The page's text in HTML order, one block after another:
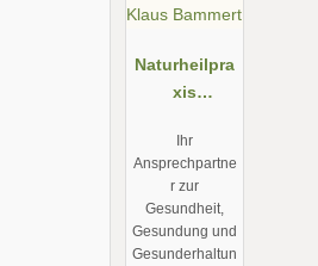
Naturheilpra
xis
Klaus
Bammert
Ihr
Ansprechpartne
r zur
Gesundheit,
Gesundung und
Gesunderhaltun